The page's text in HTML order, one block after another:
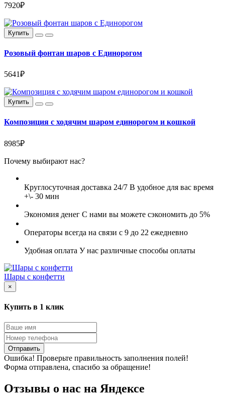
7920₽
Купить
Розовый фонтан шаров с Единорогом
5641₽
Купить
Композиция с ходячим шаром единорогом и кошкой
8985₽
Почему выбирают нас?
Круглосуточная доставка 24/7 В удобное для вас время
+\- 30 мин
Экономия денег С нами вы можете сэкономить до 5%
Операторы всегда на связи с 9 до 22 ежедневно
Удобная оплата У нас различные способы оплаты
Шары с конфетти
×
Купить в 1 клик
Отправить
Ошибка! Проверьте правильность заполнения полей!
Форма отправлена, спасибо за обращение!
Отзывы о нас на Яндексе